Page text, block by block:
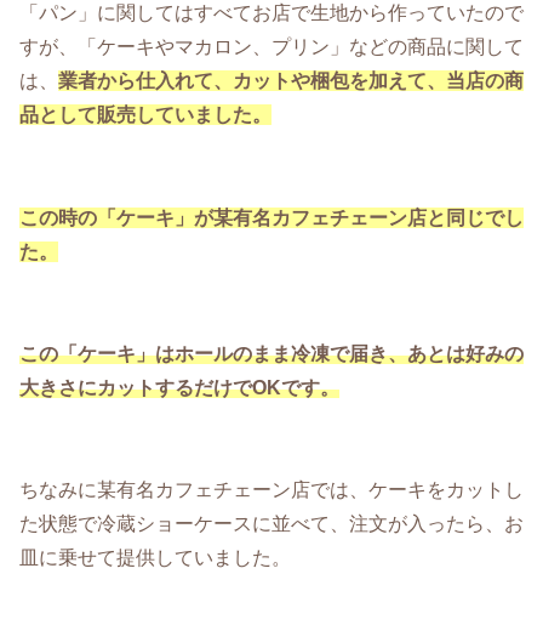
「パン」に関してはすべてお店で生地から作っていたので
すが、「ケーキやマカロン、プリン」などの商品に関して
は、 業者から仕入れて、カットや梱包を加えて、当店の商
品として販売していました。
この時の「ケーキ」が某有名カフェチェーン店と同じでし
た。
この「ケーキ」はホールのまま冷凍で届き、あとは好みの
大きさにカットするだけでOKです。
ちなみに某有名カフェチェーン店では、ケーキをカットし
た状態で冷蔵ショーケースに並べて、注文が入ったら、お
皿に乗せて提供していました。